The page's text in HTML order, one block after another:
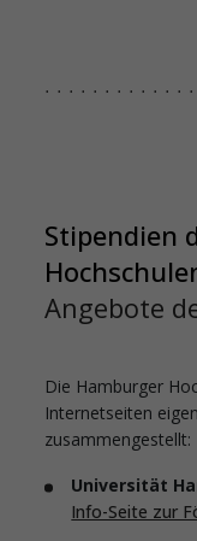
Stipendien
Angebote
Die Hamburger
Internetseiten
zusammengestellt:
Universität
Info-Seite zur